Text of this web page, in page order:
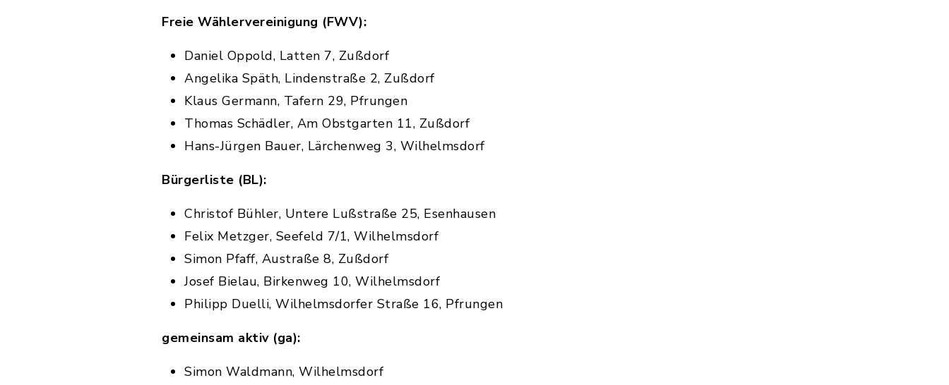
Freie Wählervereinigung (FWV):
Daniel Oppold, Latten 7, Zußdorf
Angelika Späth, Lindenstraße 2, Zußdorf
Klaus Germann, Tafern 29, Pfrungen
Thomas Schädler, Am Obstgarten 11, Zußdorf
Hans-Jürgen Bauer, Lärchenweg 3, Wilhelmsdorf
Bürgerliste (BL):
Christof Bühler, Untere Lußstraße 25, Esenhausen
Felix Metzger, Seefeld 7/1, Wilhelmsdorf
Simon Pfaff, Austraße 8, Zußdorf
Josef Bielau, Birkenweg 10, Wilhelmsdorf
Philipp Duelli, Wilhelmsdorfer Straße 16, Pfrungen
gemeinsam aktiv (ga):
Simon Waldmann, Wilhelmsdorf